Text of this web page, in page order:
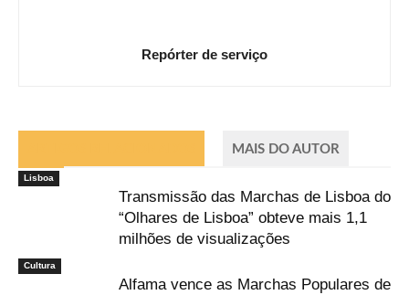
Repórter de serviço
MAIS DO AUTOR
Lisboa
Transmissão das Marchas de Lisboa do
“Olhares de Lisboa” obteve mais 1,1
milhões de visualizações
Cultura
Alfama vence as Marchas Populares de